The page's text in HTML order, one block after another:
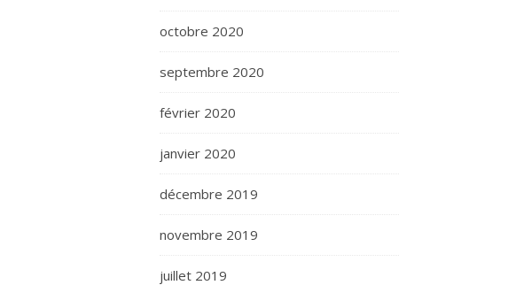
octobre 2020
septembre 2020
février 2020
janvier 2020
décembre 2019
novembre 2019
juillet 2019